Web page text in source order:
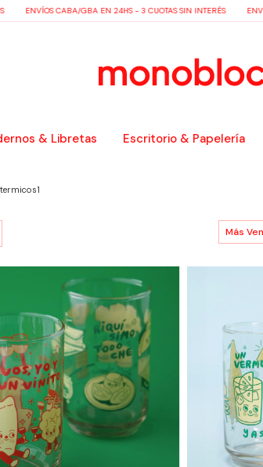
CABA/GBA EN 24HS - 3 CUOTAS SIN INTERÉS ENVÍOS
& Libretas Escritorio & Papelería